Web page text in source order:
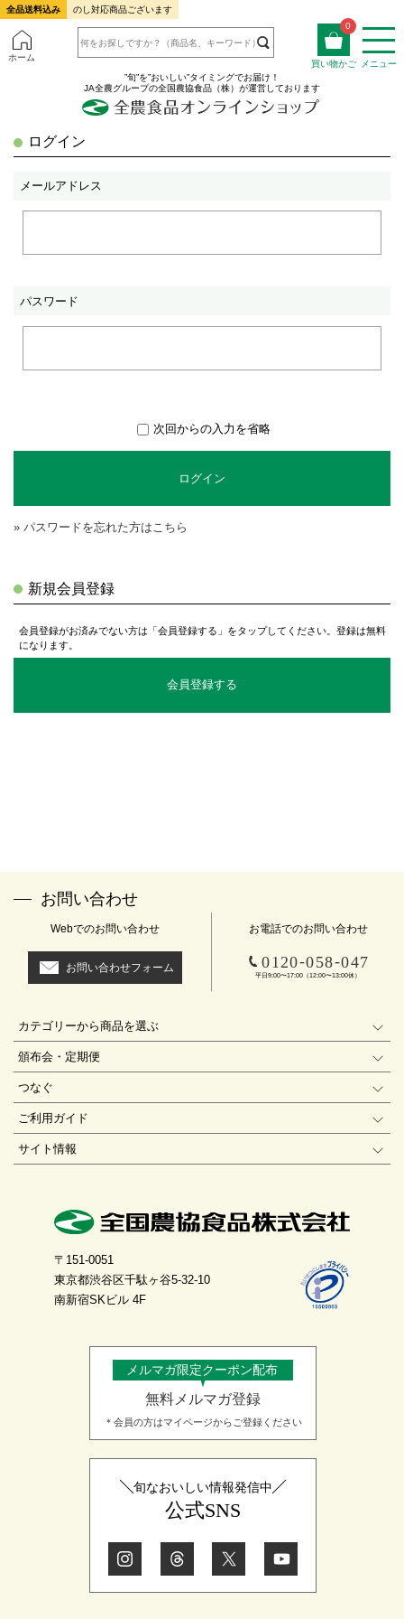
全品送料込み のし対応商品ございます
ホーム
0
買い物かご
メニュー
”旬”を”おいしい”タイミングでお届け！
JA全農グループの全国農協食品（株）が運営しております
ログイン
メールアドレス
パスワード
次回からの入力を省略
ログイン
» パスワードを忘れた方はこちら
新規会員登録
会員登録がお済みでない方は「会員登録する」をタップしてください。登録は無料
になります。
会員登録する
お問い合わせ
Webでのお問い合わせ
お問い合わせフォーム
お電話でのお問い合わせ
0120-058-047
平日9:00〜17:00（12:00〜13:00休）
カテゴリーから商品を選ぶ
頒布会・定期便
つなぐ
ご利用ガイド
サイト情報
〒151-0051
東京都渋谷区千駄ヶ谷5-32-10
南新宿SKビル 4F
メルマガ限定クーポン配布
無料メルマガ登録
＊会員の方はマイページからご登録ください
旬なおいしい情報発信中
公式SNS